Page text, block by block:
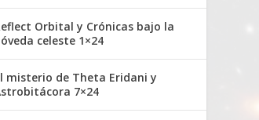
Orbital y Crónicas bajo la
celeste 1×24
misterio de Theta Eridani y
7×24